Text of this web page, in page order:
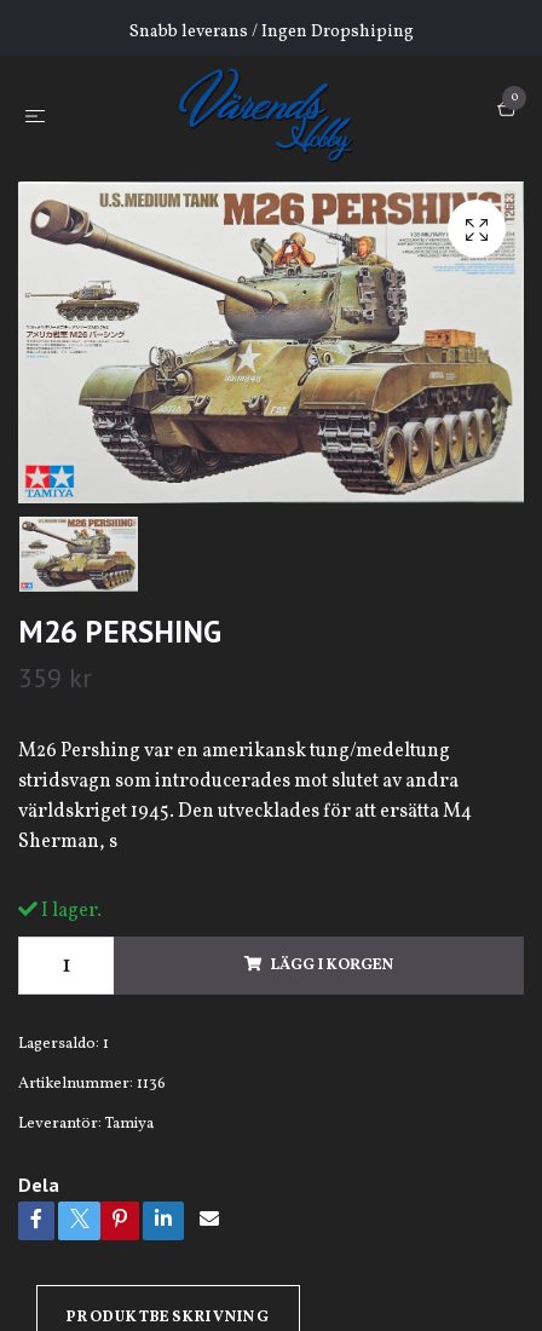
Snabb leverans / Ingen Dropshiping
0
M26 PERSHING
359 kr
M26 Pershing var en amerikansk tung/medeltung
stridsvagn som introducerades mot slutet av andra
världskriget 1945. Den utvecklades för att ersätta M4
Sherman, s
I lager.
LÄGG I KORGEN
Lagersaldo: 1
Artikelnummer: 1136
Leverantör: Tamiya
Dela
PRODUKTBESKRIVNING